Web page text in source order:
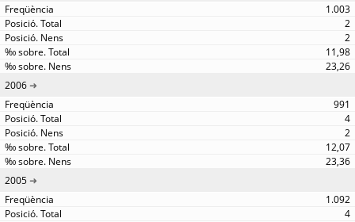
1.003
2
2
11,98
23,26
2006
991
4
2
12,07
23,36
2005
1.092
4